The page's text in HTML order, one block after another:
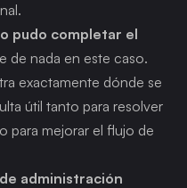
pudo completar el
de nada en este caso.
exactamente dónde se
útil tanto para resolver
para mejorar el flujo de
administración